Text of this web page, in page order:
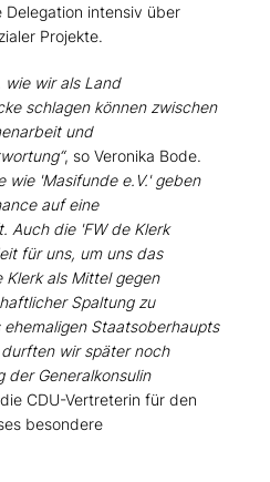
intensiv über
Projekte.
wir als Land
schlagen können zwischen
und
, so Veronika Bode.
wie 'Masifunde e.V.' geben
auf eine
Auch die 'FW de Klerk
für uns, um uns das
Klerk als Mittel gegen
Spaltung zu
Staatsoberhaupts
wir später noch
der Generalkonsulin
CDU-Vertreterin für den
besondere